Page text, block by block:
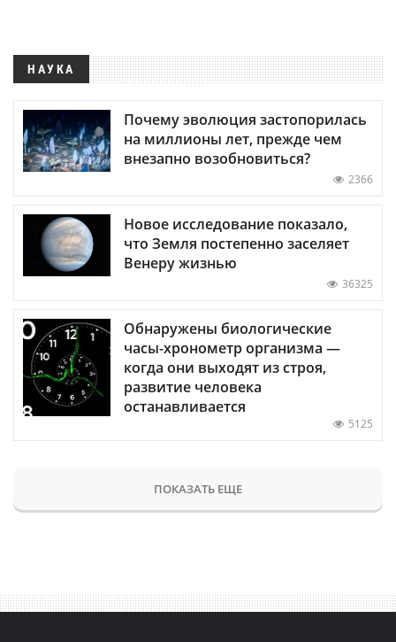
НАУКА
Почему эволюция застопорилась
на миллионы лет, прежде чем
внезапно возобновиться?
2366
Новое исследование показало,
что Земля постепенно заселяет
Венеру жизнью
36325
Обнаружены биологические
часы-хронометр организма —
когда они выходят из строя,
развитие человека
останавливается
5125
ПОКАЗАТЬ ЕЩЕ